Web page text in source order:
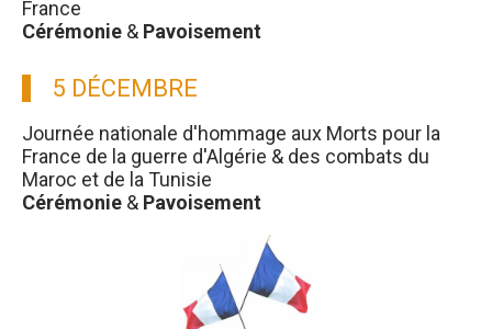
France
Cérémonie & Pavoisement
5 DÉCEMBRE
Journée nationale d'hommage aux Morts pour la
France de la guerre d'Algérie & des combats du
Maroc et de la Tunisie
Cérémonie & Pavoisement